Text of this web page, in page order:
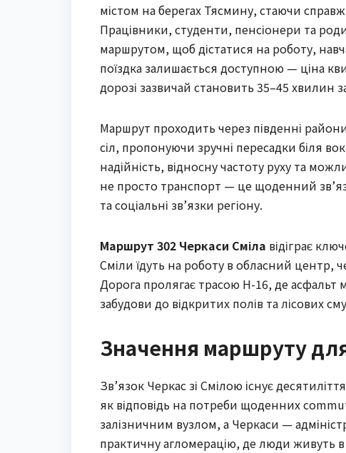
містом на берегах Тясмину, стаючи
Працівники, студенти, пенсіонери та
маршрутом, щоб дістатися на роботу,
поїздка залишається доступною — ціна
дорозі зазвичай становить 35–45 хвилин
Маршрут проходить через південні
сіл, пропонуючи зручні пересадки біля
надійність, відносну частоту руху та
не просто транспорт — це щоденний
та соціальні зв’язки регіону.
Маршрут 302 Черкаси Сміла відіграє
Сміли їдуть на роботу в обласний центр,
Дорога пролягає трасою Н-16, де асфальт
забудови до відкритих полів та лісових
Значення маршруту
Зв’язок Черкас зі Смілою існує
як відповідь на потреби щоденних
залізничним вузлом, а Черкаси —
практичну агломерацію, де люди живуть